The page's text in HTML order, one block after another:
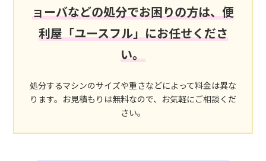
ョーバなどの処分でお困りの方は、便
利屋「ユースフル」にお任せくださ
い。
処分するマシンのサイズや重さなどによって料金は異な
ります。お見積もりは無料なので、お気軽にご相談くだ
さい。